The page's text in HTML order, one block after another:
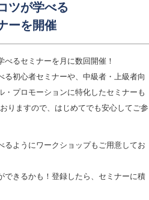
ツが学べる
ーを開催
るセミナーを月に数回開催！
る初心者セミナーや、中級者・上級者向
・プロモーションに特化したセミナーも
りますので、はじめてでも安心してご参
るようにワークショップもご用意してお
できるかも！登録したら、セミナーに積